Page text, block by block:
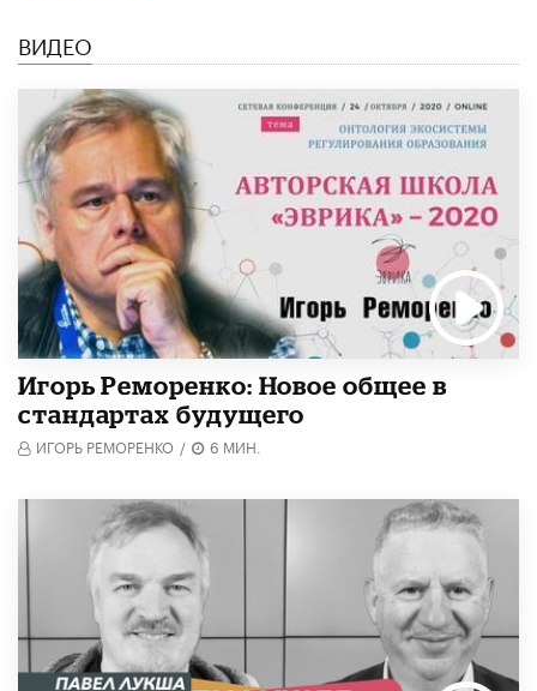
ВИДЕО
Игорь Реморенко: Новое общее в
стандартах будущего
ИГОРЬ РЕМОРЕНКО / 6 МИН.